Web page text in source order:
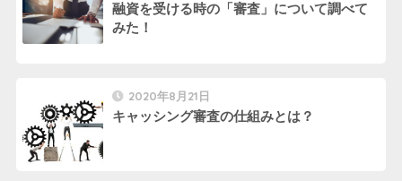
融資を受ける時の「審査」について調べて
みた！
2020年8月21日
キャッシング審査の仕組みとは？